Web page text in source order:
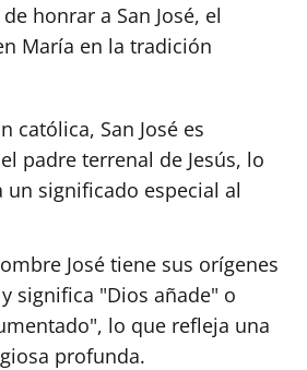
honrar a San José, el
María en la tradición
católica, San José es
padre terrenal de Jesús, lo
un significado especial al
José tiene sus orígenes
significa "Dios añade" o
lo que refleja una
profunda.